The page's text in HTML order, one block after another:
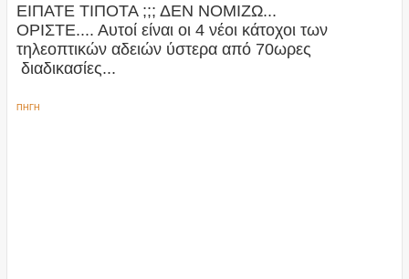
ΕΙΠΑΤΕ ΤΙΠΟΤΑ ;;; ΔΕΝ ΝΟΜΙΖΩ...
ΟΡΙΣΤΕ.... Αυτοί είναι οι 4 νέοι κάτοχοι των
τηλεοπτικών αδειών ύστερα από 70ωρες
διαδικασίες...
ΠΗΓΗ